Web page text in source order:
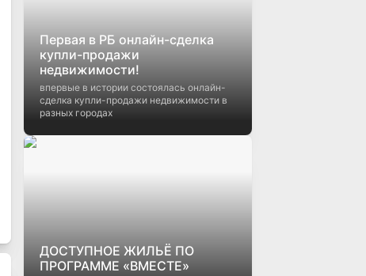
Первая в РБ онлайн-сделка
купли-продажи
недвижимости!
впервые в истории состоялась онлайн-
сделка купли-продажи недвижимости в
разных городах
ДОСТУПНОЕ ЖИЛЬЁ ПО
ПРОГРАММЕ «ВМЕСТЕ»